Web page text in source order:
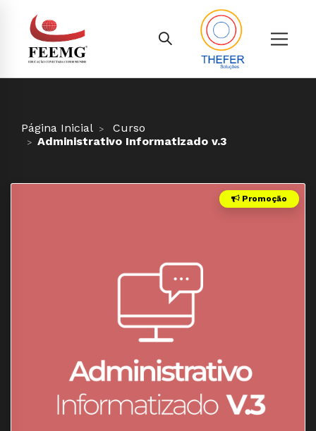
Página Inicial
Curso
Administrativo Informatizado v.3
Promoção